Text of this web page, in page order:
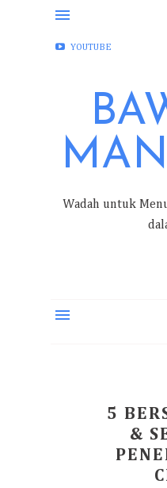
FACEBOOK
YOUTUBE
Wadah untuk
5
&